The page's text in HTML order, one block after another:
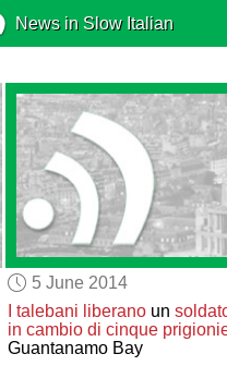
News in Slow Italian
5 June 2014
I talebani liberanoun
in cambio di cinque
Guantanamo Bay